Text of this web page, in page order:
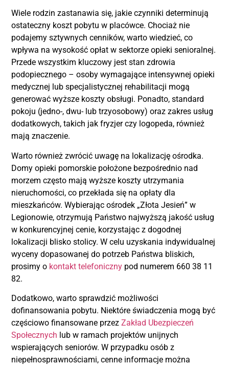
Wiele rodzin zastanawia się, jakie czynniki determinują
ostateczny koszt pobytu w placówce. Chociaż nie
podajemy sztywnych cenników, warto wiedzieć, co
wpływa na wysokość opłat w sektorze opieki senioralnej.
Przede wszystkim kluczowy jest stan zdrowia
podopiecznego – osoby wymagające intensywnej opieki
medycznej lub specjalistycznej rehabilitacji mogą
generować wyższe koszty obsługi. Ponadto, standard
pokoju (jedno-, dwu- lub trzyosobowy) oraz zakres usług
dodatkowych, takich jak fryzjer czy logopeda, również
mają znaczenie.
Warto również zwrócić uwagę na lokalizację ośrodka.
Domy opieki pomorskie położone bezpośrednio nad
morzem często mają wyższe koszty utrzymania
nieruchomości, co przekłada się na opłaty dla
mieszkańców. Wybierając ośrodek „Złota Jesień” w
Legionowie, otrzymują Państwo najwyższą jakość usług
w konkurencyjnej cenie, korzystając z dogodnej
lokalizacji blisko stolicy. W celu uzyskania indywidualnej
wyceny dopasowanej do potrzeb Państwa bliskich,
prosimy o kontakt telefoniczny pod numerem 660 38 11
82.
Dodatkowo, warto sprawdzić możliwości
dofinansowania pobytu. Niektóre świadczenia mogą być
częściowo finansowane przezZakład Ubezpieczeń
Społecznych lub w ramach projektów unijnych
wspierających seniorów. W przypadku osób z
niepełnosprawnościami, cenne informacje można